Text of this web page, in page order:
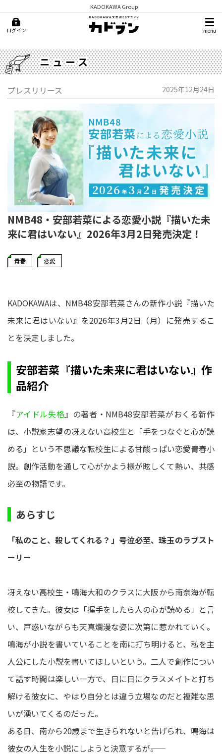
KADOKAWA Group
ログイン menu
ニュース
プレスリリース 2025年12月24日
NMB48・安部若菜による恋愛小説『描いた未
来に君はいない』2026年3月2日発売決定！
青春 恋愛
KADOKAWAは、NMB48安部若菜さんの新作小説『描いた
未来に君はいない』を2026年3月2日（月）に発売するこ
とを決定しました。
安部若菜『描いた未来に君はいない』作
品紹介
『アイドル失格』の著者・NMB48安部若菜がおくる新作
は、小説家志望の冴えない高校生と「手をつなぐと心が読
める」という不思議な転校生による甘酸っぱい恋愛青春小
説。創作活動を通して心がかよう様が眩しくて熱い、共感
必至の物語です。
あらすじ
「私のこと、殺してくれる？」――号泣必至、珠玉のラブスト
ーリー
冴えない高校生・鳴海大和のクラスに大阪から南奈海が転
校してきた。彼女は「握手をしたら人の心が読める」と言
い、戸惑いながらも天真爛漫な姿に次第に惹かれていく。
鳴海が小説を書いていることを南に打ち明けると、私を主
人公にした小説を書いてほしいという。二人で創作につい
て話す時間は楽しい一方で、日に日にクラスメイトと打ち
解ける彼女に、やはり自分とは違う立場なのだと複雑な思
いが湧いてくるのだった。
ある日、南から20歳まで生きられないと告げられ、鳴海は
彼女の人生を小説にしようと決意するが――。